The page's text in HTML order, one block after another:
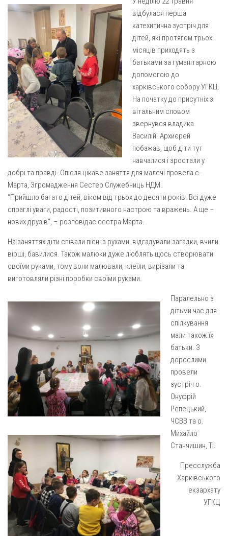
Архистратига Михаїла (м. Люботин)
Покрови Пресвятої Богородиці (с. Вільча)
Преображенська парафія (м. Лозова)
Парафія Благовіщення Пресвятої Богородиці (смт
Золочів)
Парафія Різдва Пресвятої Богородиці м. Берестин
(Красноград)
Парохії Полтавської області
Пресвятої Трійці (м. Полтава)
Всіх Святих українського народу (м. Полтава)
Свято-Юріївська парафія (м. Полтава)
Архистратига Михаїла (с. Пригарівка)
Благовіщення Пресвятої Богородиці (с. Шевченки)
Введення у храм Пресвятої Богородиці (с. Дашківка)
Вознесіння Господнього (м. Кобеляки)
Пророка Іллі (смт. Білики)
Різдва Пресвятої Богородиці (с. Вільховатка)
Св. Апостола Андрія Первозванного (с. Засулля)
Св. Миколая (с. Деменки)
Успіння Пресвятої Богородиці (м. Кременчук)
Успіння Пресвятої Богородиці (м. Лубни)
Парохії Сумської області
Введення в храм Богородиці (м. Суми)
Матері Божої Неустанної Помочі (м. Охтирка)
Монастирі
Свято-Покровський монастир оо Василіян
Свято-Івано-Павлівський монастир сестер Згромадження
Св. Йосифа ОПДМ
Монастир сестер милосердя Св. Вінкентія. Дім Милосердя
Монастир Успення Пресвятої Богородиці Сестер Чину
Святого Василія Великого
Комісії
Газета Християнський голос
Надруковані числа
Молитви
Галерея
Рух pro-life
відбулася перша
катехитична зустріч для
дітей, які протягом трьох
місяців приходять з
батьками за гуманітарною
допомогою до
харківського собору УГКЦ.
На початку до присутніх з
вітальним словом
звернувся владика
Василій. Архиєрей
побажав, щоб діти тут
навчалися і зростали у
добрі та правді. Опісля цікаве заняття для малечі провела с.
Марта, Згромадження Сестер Служебниць НДМ.
“Прийшло багато дітей, віком від трьох до десяти років. Всі дуже
спраглі уваги, радості, позитивного настрою та вражень. А ще –
нових друзів”, – розповідає сестра Марта.
На заняттях діти співали пісні з рухами, відгадували загадки, вчили
вірші, бавилися. Також малюки дуже люблять щось створювати
своїми руками, тому вони малювали, клеїли, вирізали та
виготовляли різні поробки своїми руками.
Паралельно з
дітьми час для
спілкування
мали також їх
батьки. З
дорослими
провели
зустріч о.
Онуфрій
Репецький,
ЧСВВ та о.
Михайло
Станчишин, ТІ.
Пресслужба
Харківського
екзархату
УГКЦ